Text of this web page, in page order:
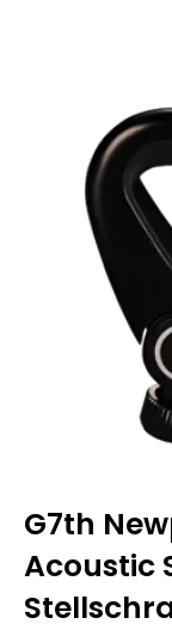
G7th
Acoustic